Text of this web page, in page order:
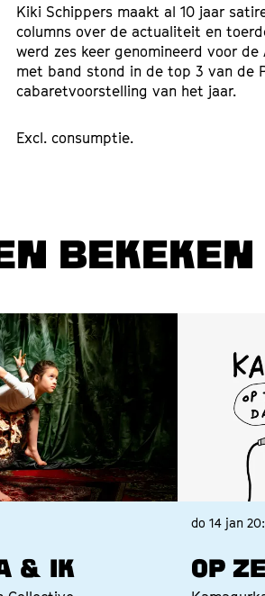
Kiki Schippers maakt al 10 jaar
columns over de actualiteit en
werd zes keer genomineerd voor
met band stond in de top 3 van de
cabaretvoorstelling van het jaar.
Excl. consumptie.
BEKEKEN
& IK OP
do 14 jan